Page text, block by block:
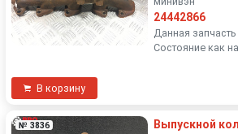
24442866
Данная
Состояние как
В корзину
№ 3836
Выпускной